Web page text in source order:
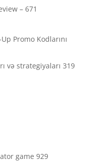
– 671
Promo Kodlarını
və strategiyaları 319
game 929